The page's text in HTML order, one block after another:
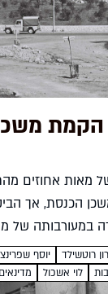
של מאות אחוזים
הכנסת, אך
במעורבותה של
מורן גל אוןרוטשילד יוסף
לוי אשכול מדינאים